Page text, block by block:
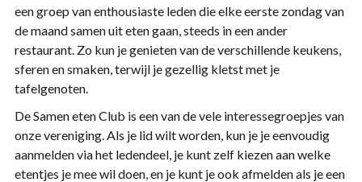
een groep van enthousiaste leden die elke eerste zondag van
de maand samen uit eten gaan, steeds in een ander
restaurant. Zo kun je genieten van de verschillende keukens,
sferen en smaken, terwijl je gezellig kletst met je
tafelgenoten.
De Samen eten Club is een van de vele interessegroepjes van
onze vereniging. Als je lid wilt worden, kun je je eenvoudig
aanmelden via het ledendeel, je kunt zelf kiezen aan welke
etentjes je mee wil doen, en je kunt je ook afmelden als je een